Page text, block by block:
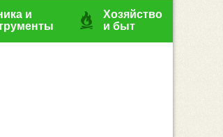
и
Хозяйство
и быт